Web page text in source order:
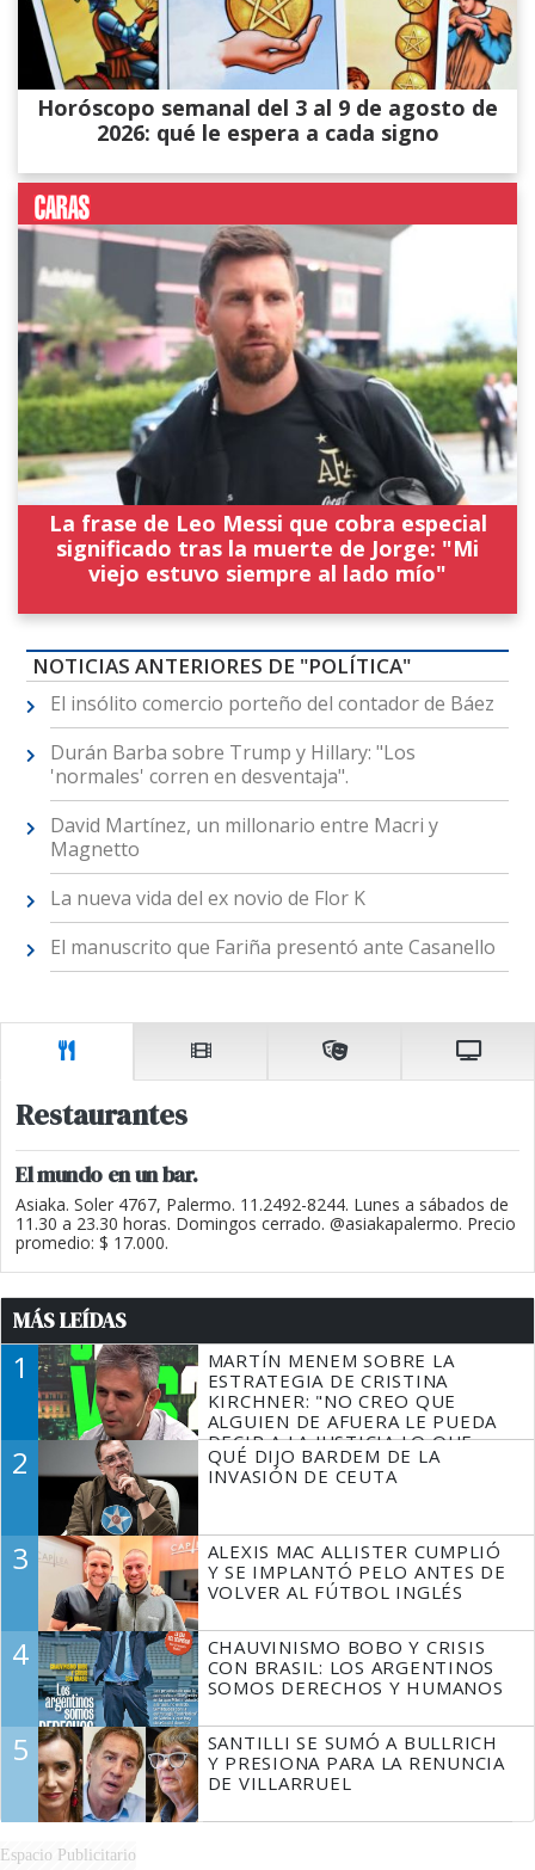
Horóscopo semanal del 3 al 9 de agosto de
2026: qué le espera a cada signo
La frase de Leo Messi que cobra especial
significado tras la muerte de Jorge: "Mi
viejo estuvo siempre al lado mío"
NOTICIAS ANTERIORES DE "POLÍTICA"
El insólito comercio porteño del contador de Báez
Durán Barba sobre Trump y Hillary: "Los
'normales' corren en desventaja".
David Martínez, un millonario entre Macri y
Magnetto
La nueva vida del ex novio de Flor K
El manuscrito que Fariña presentó ante Casanello
Restaurantes
El mundo en un bar.
Asiaka. Soler 4767, Palermo. 11.2492-8244. Lunes a sábados de
11.30 a 23.30 horas. Domingos cerrado. @asiakapalermo. Precio
promedio: $ 17.000.
MÁS LEÍDAS
1
MARTÍN MENEM SOBRE LA
ESTRATEGIA DE CRISTINA
KIRCHNER: "NO CREO QUE
ALGUIEN DE AFUERA LE PUEDA
DECIR A LA JUSTICIA LO QUE
TIENE QUE HACER"
2
QUÉ DIJO BARDEM DE LA
INVASIÓN DE CEUTA
3
ALEXIS MAC ALLISTER CUMPLIÓ
Y SE IMPLANTÓ PELO ANTES DE
VOLVER AL FÚTBOL INGLÉS
4
CHAUVINISMO BOBO Y CRISIS
CON BRASIL: LOS ARGENTINOS
SOMOS DERECHOS Y HUMANOS
5
SANTILLI SE SUMÓ A BULLRICH
Y PRESIONA PARA LA RENUNCIA
DE VILLARRUEL
Espacio Publicitario